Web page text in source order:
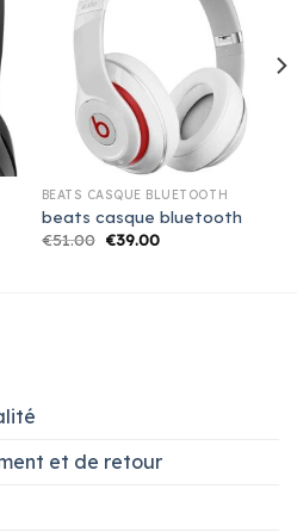
BEATS CASQUE BLUETOOTH
beats casque bluetooth
€51.00 €39.00
et de retour